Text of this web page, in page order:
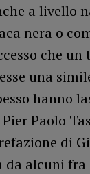
a livello
nera o
che
una
hanno
Paolo
di
da alcuni